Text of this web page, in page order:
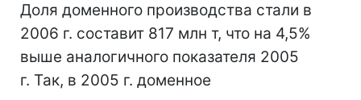
Доля доменного производства стали в
2006 г. составит 817 млн т, что на 4,5%
выше аналогичного показателя 2005
г. Так, в 2005 г. доменное